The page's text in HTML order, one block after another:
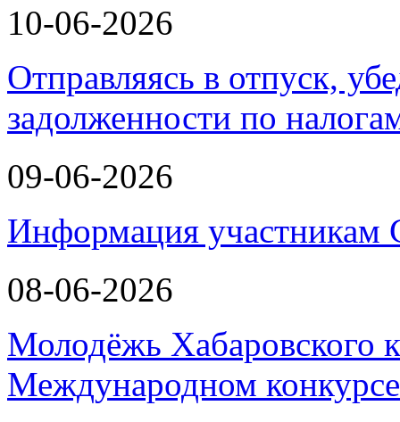
10-06-2026
Отправляясь в отпуск,
задолженности по
09-06-2026
Информация
08-06-2026
Молодёжь Хабаровского
Международном